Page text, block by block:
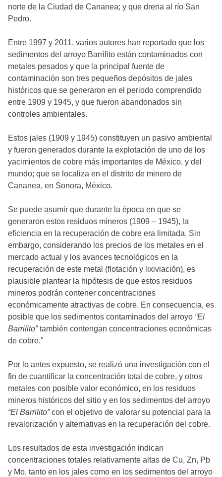
norte de la Ciudad de Cananea; y que drena al río San
Pedro.
Entre 1997 y 2011, varios autores han reportado que los
sedimentos del arroyo Barrilito están contaminados con
metales pesados y que la principal fuente de
contaminación son tres pequeños depósitos de jales
históricos que se generaron en el periodo comprendido
entre 1909 y 1945, y que fueron abandonados sin
controles ambientales.
Estos jales (1909 y 1945) constituyen un pasivo ambiental
y fueron generados durante la explotación de uno de los
yacimientos de cobre más importantes de México, y del
mundo; que se localiza en el distrito de minero de
Cananea, en Sonora, México.
Se puede asumir que durante la época en que se
generaron estos residuos mineros (1909 – 1945), la
eficiencia en la recuperación de cobre era limitada. Sin
embargo, considerando los precios de los metales en el
mercado actual y los avances tecnológicos en la
recuperación de este metal (flotación y lixiviación), es
plausible plantear la hipótesis de que estos residuos
mineros podrán contener concentraciones
económicamente atractivas de cobre. En consecuencia, es
posible que los sedimentos contaminados del arroyo “El
Barrilito”también contengan concentraciones económicas
de cobre.”
Por lo antes expuesto, se realizó una investigación con el
fin de cuantificar la concentración total de cobre, y otros
metales con posible valor económico, en los residuos
mineros históricos del sitio y en los sedimentos del arroyo
“El Barrilito”con el objetivo de valorar su potencial para la
revalorización y alternativas en la recuperación del cobre.
Los resultados de esta investigación indican
concentraciones totales relativamente altas de Cu, Zn, Pb
y Mo, tanto en los jales como en los sedimentos del arroyo